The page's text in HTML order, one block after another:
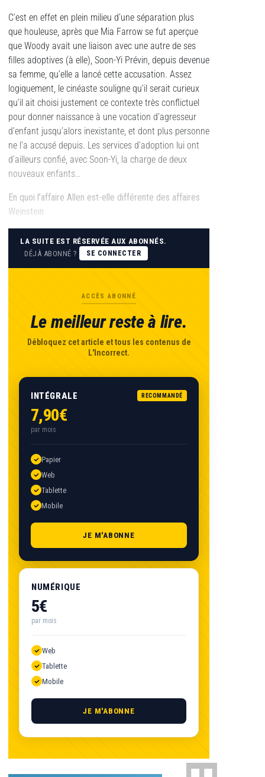
C’est en effet en plein milieu d’une séparation plus
que houleuse, après que Mia Farrow se fut aperçue
que Woody avait une liaison avec une autre de ses
filles adoptives (à elle), Soon-Yi Prévin, depuis devenue
sa femme, qu’elle a lancé cette accusation. Assez
logiquement, le cinéaste souligne qu’il serait curieux
qu’il ait choisi justement ce contexte très conflictuel
pour donner naissance à une vocation d’agresseur
d’enfant jusqu’alors inexistante, et dont plus personne
ne l’a accusé depuis. Les services d’adoption lui ont
d’ailleurs confié, avec Soon-Yi, la charge de deux
nouveaux enfants…
En quoi l’affaire Allen est-elle différente des affaires
Weinstein
LA SUITE EST RÉSERVÉE AUX ABONNÉS.
DÉJÀ ABONNÉ ?
SE CONNECTER
ACCÈS ABONNÉ
Le meilleur reste à lire.
Débloquez cet article et tous les contenus de
L'Incorrect.
INTÉGRALE RECOMMANDÉ
7,90€
par mois
Papier
Web
Tablette
Mobile
JE M'ABONNE
NUMÉRIQUE
5€
par mois
Web
Tablette
Mobile
JE M'ABONNE